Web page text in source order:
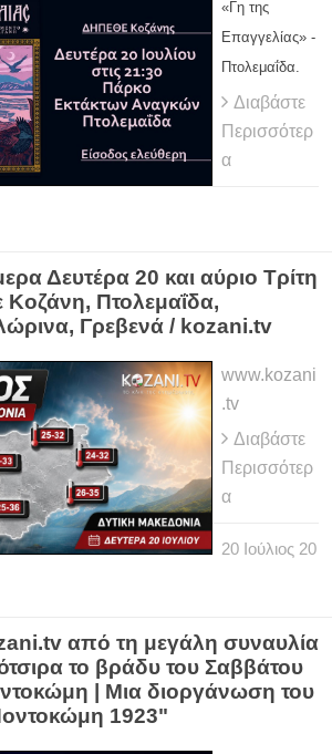
«Γη της
Επαγγελίας» -
Πτολεμαΐδα.
Διαβάστε
Περισσότερ
α
Δευτέρα 20 και αύριο Τρίτη
Κοζάνη, Πτολεμαΐδα,
Γρεβενά / kozani.tv
www.kozani
.tv
Διαβάστε
Περισσότερ
α
20 Ιούλιος 20
από τη μεγάλη συναυλία
το βράδυ του Σαββάτου
| Μια διοργάνωση του
1923"